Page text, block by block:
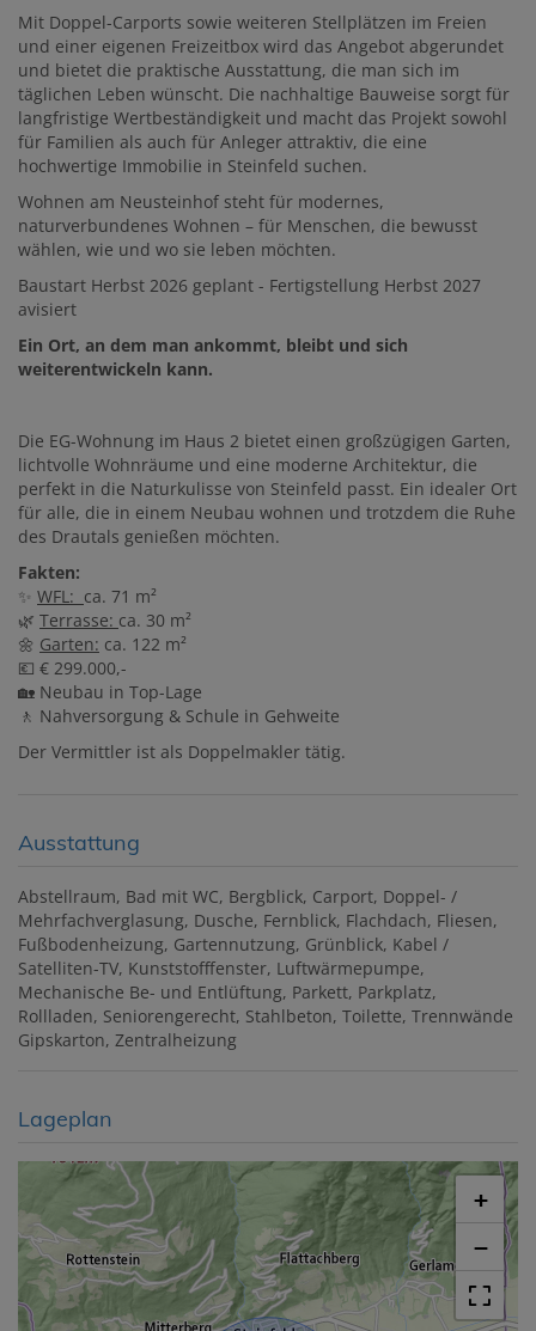
Mit Doppel-Carports sowie weiteren Stellplätzen im Freien
und einer eigenen Freizeitbox wird das Angebot abgerundet
und bietet die praktische Ausstattung, die man sich im
täglichen Leben wünscht. Die nachhaltige Bauweise sorgt für
langfristige Wertbeständigkeit und macht das Projekt sowohl
für Familien als auch für Anleger attraktiv, die eine
hochwertige Immobilie in Steinfeld suchen.
Wohnen am Neusteinhof steht für modernes,
naturverbundenes Wohnen – für Menschen, die bewusst
wählen, wie und wo sie leben möchten.
Baustart Herbst 2026 geplant - Fertigstellung Herbst 2027
avisiert
Ein Ort, an dem man ankommt, bleibt und sich
weiterentwickeln kann.
Die EG-Wohnung im Haus 2 bietet einen großzügigen Garten,
lichtvolle Wohnräume und eine moderne Architektur, die
perfekt in die Naturkulisse von Steinfeld passt. Ein idealer Ort
für alle, die in einem Neubau wohnen und trotzdem die Ruhe
des Drautals genießen möchten.
Fakten:
✨ WFL: ca. 71 m²
🌿 Terrasse: ca. 30 m²
🌼 Garten: ca. 122 m²
💶 € 299.000,-
🏡 Neubau in Top-Lage
🚶 Nahversorgung & Schule in Gehweite
Der Vermittler ist als Doppelmakler tätig.
Ausstattung
Abstellraum Bad mit WC Bergblick Carport Doppel- /
Mehrfachverglasung Dusche Fernblick Flachdach Fliesen
Fußbodenheizung Gartennutzung Grünblick Kabel /
Satelliten-TV Kunststofffenster Luftwärmepumpe
Mechanische Be- und Entlüftung Parkett Parkplatz
Rollladen Seniorengerecht Stahlbeton Toilette Trennwände
Gipskarton Zentralheizung
Lageplan
+
−